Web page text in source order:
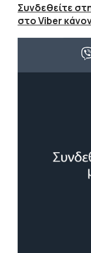
Συνδεθείτε
στο Viber